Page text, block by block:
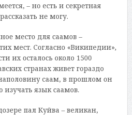
– но есть и секретная
не могу.
место для саамов –
мест. Согласно «Википедии»,
их осталось около 1500
странах живет гораздо
саам, в прошлом он
язык саамов.
пал Куйва – великан,